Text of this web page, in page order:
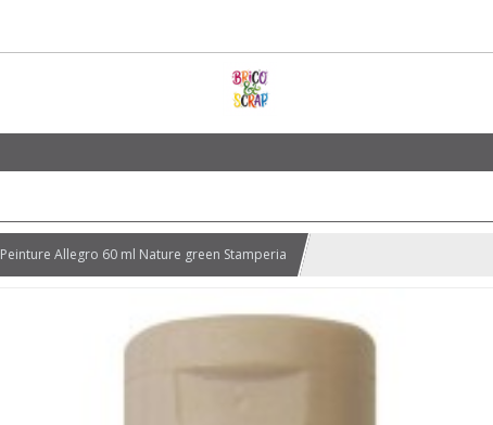
Peinture Allegro 60 ml Nature green Stamperia